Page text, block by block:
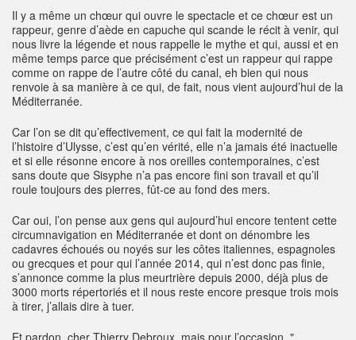
Il y a même un chœur qui ouvre le spectacle et ce chœur est un
rappeur, genre d’aède en capuche qui scande le récit à venir, qui
nous livre la légende et nous rappelle le mythe et qui, aussi et en
même temps parce que précisément c’est un rappeur qui rappe
comme on rappe de l’autre côté du canal, eh bien qui nous
renvoie à sa manière à ce qui, de fait, nous vient aujourd’hui de la
Méditerranée.
Car l’on se dit qu’effectivement, ce qui fait la modernité de
l’histoire d’Ulysse, c’est qu’en vérité, elle n’a jamais été inactuelle
et si elle résonne encore à nos oreilles contemporaines, c’est
sans doute que Sisyphe n’a pas encore fini son travail et qu’il
roule toujours des pierres, fût-ce au fond des mers.
Car oui, l’on pense aux gens qui aujourd’hui encore tentent cette
circumnavigation en Méditerranée et dont on dénombre les
cadavres échoués ou noyés sur les côtes italiennes, espagnoles
ou grecques et pour qui l’année 2014, qui n’est donc pas finie,
s’annonce comme la plus meurtrière depuis 2000, déjà plus de
3000 morts répertoriés et il nous reste encore presque trois mois
à tirer, j’allais dire à tuer.
Et pardon, cher Thierry Debroux, mais pour l’occasion, "